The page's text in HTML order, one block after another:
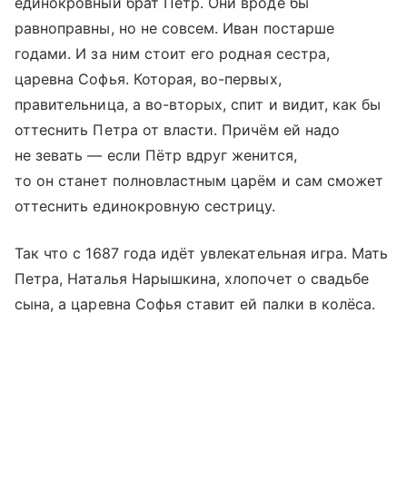
равноправны, но не совсем. Иван постарше
годами. И за ним стоит его родная сестра,
царевна Софья. Которая, во-первых,
правительница, а во-вторых, спит и видит, как бы
оттеснить Петра от власти. Причём ей надо
не зевать — если Пётр вдруг женится,
то он станет полновластным царём и сам сможет
оттеснить единокровную сестрицу.
Так что с 1687 года идёт увлекательная игра. Мать
Петра, Наталья Нарышкина, хлопочет о свадьбе
сына, а царевна Софья ставит ей палки в колёса.